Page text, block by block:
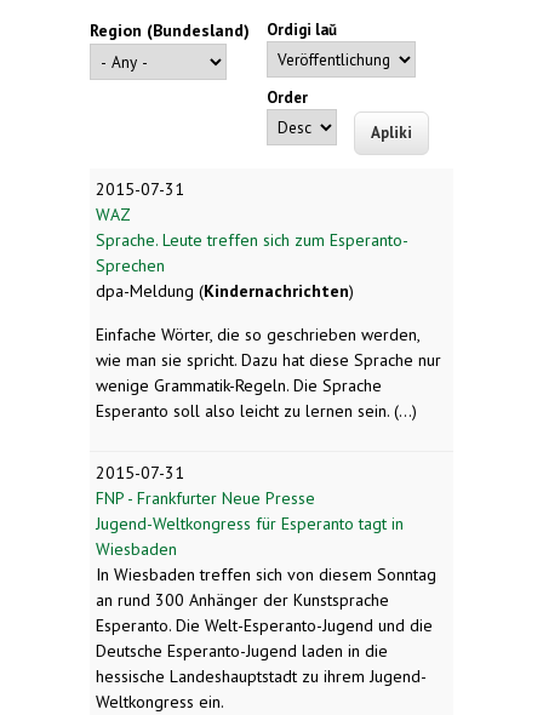
Region (Bundesland) Ordigi laŭ
Order
2015-07-31
WAZ
Sprache. Leute treffen sich zum Esperanto-
Sprechen
dpa-Meldung (Kindernachrichten)
Einfache Wörter, die so geschrieben werden,
wie man sie spricht. Dazu hat diese Sprache nur
wenige Grammatik-Regeln. Die Sprache
Esperanto soll also leicht zu lernen sein. (...)
2015-07-31
FNP - Frankfurter Neue Presse
Jugend-Weltkongress für Esperanto tagt in
Wiesbaden
In Wiesbaden treffen sich von diesem Sonntag
an rund 300 Anhänger der Kunstsprache
Esperanto. Die Welt-Esperanto-Jugend und die
Deutsche Esperanto-Jugend laden in die
hessische Landeshauptstadt zu ihrem Jugend-
Weltkongress ein.